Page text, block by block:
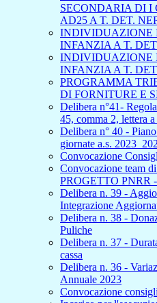
SECONDARIA DI I
AD25 A T. DET.
INDIVIDUAZIONE
INFANZIA A T.
INDIVIDUAZIONE
INFANZIA A T.
PROGRAMMA
DI FORNITURE E
Delibera n°41-
45, comma 2, lettera
Delibera n° 40 -
giornate a.s.
Convocazione
Convocazione team
PROGETTO PNRR
Delibera n. 39 -
Integrazione
Delibera n. 38 -
Puliche
Delibera n. 37 -
cassa
Delibera n. 36 -
Annuale 2023
Convocazione